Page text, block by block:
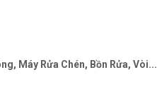
Máy Rửa Chén, Bồn Rửa, Vòi...